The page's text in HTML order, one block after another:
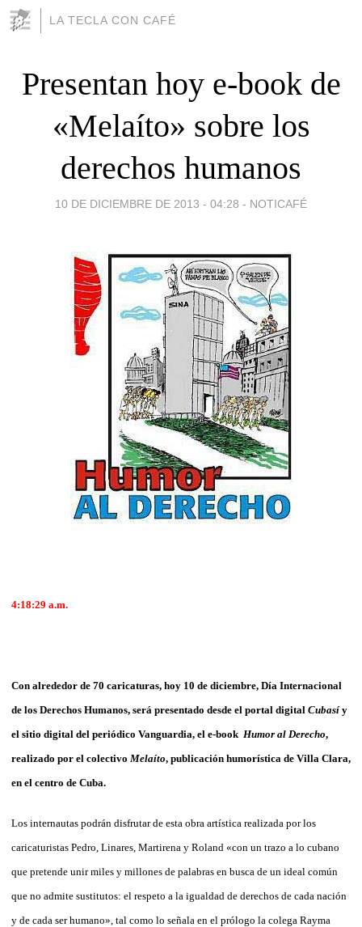
LA TECLA CON CAFÉ
Presentan hoy e-book de
«Melaíto» sobre los
derechos humanos
10 DE DICIEMBRE DE 2013 - 04:28 - NOTICAFÉ
4:18:29 a.m.
Con alrededor de 70 caricaturas, hoy 10 de diciembre, Día Internacional
de los Derechos Humanos, será presentado desde el portal digital Cubasíy
el sitio digital del periódico Vanguardia, el e-book Humor al Derecho,
realizado por el colectivo Melaíto, publicación humorística de Villa Clara,
en el centro de Cuba.
Los internautas podrán disfrutar de esta obra artística realizada por los
caricaturistas Pedro, Linares, Martirena y Roland «con un trazo a lo cubano
que pretende unir miles y millones de palabras en busca de un ideal común
que no admite sustitutos: el respeto a la igualdad de derechos de cada nación
y de cada ser humano», tal como lo señala en el prólogo la colega Rayma